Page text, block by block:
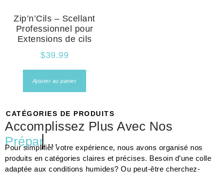
Zip’n’Cils – Scellant
Professionnel pour
Extensions de cils
$39.99
Ajouter au panier
CATÉGORIES DE PRODUITS
Accomplissez Plus Avec Nos
Préparateur
...
Pour simplifier votre expérience, nous avons organisé nos
produits en catégories claires et précises. Besoin d’une colle
adaptée aux conditions humides? Ou peut-être cherchez-